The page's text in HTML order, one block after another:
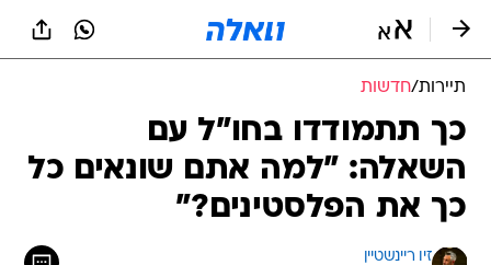
תיירות/חדשות
כך תתמודדו בחו"ל עם
השאלה: "למה אתם שונאים כל
כך את הפלסטינים?"
זיו ריינשטיין